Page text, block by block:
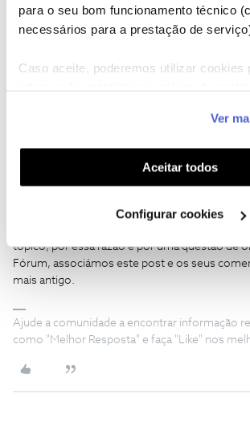
para o seu bom funcionamento técnico
necessários para a prestação de
Caso aceite, poderemos utilizar cookies
funcionalidades (cookies de
funcionalidade) e adaptar anúncios aos
(cookies de publicidade personalizada).
utilização dos cookies clicando em "
Ver
Aceitar todos
Configurar cookies
quando deixou de funcionar.
Já li que é geral e só estará a funcionar daqui a
informaram disso
O que foi dito e que era um problema
tópico, por essa razão e por uma questão de
Fórum, associámos este post e os seus
mais antigo.
Ajude a comunidade a encontrar informação
como "Melhor Resposta" e faça "Like" nos